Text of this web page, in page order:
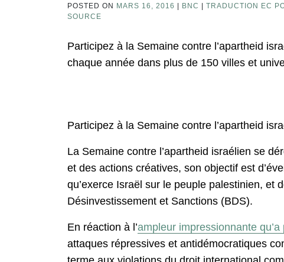
POSTED ON MARS 16, 2016 BNC
TRADUCTION EC
SOURCE
Participez à la Semaine contre l’apartheid
chaque année dans plus de 150 villes et
Participez à la Semaine contre l’apartheid
La Semaine contre l’apartheid israélien se
et des actions créatives, son objectif est
qu’exerce Israël sur le peuple palestinien, et
Désinvestissement et Sanctions (BDS).
En réaction à l’ampleur impressionnante qu’a
attaques répressives et antidémocratiques